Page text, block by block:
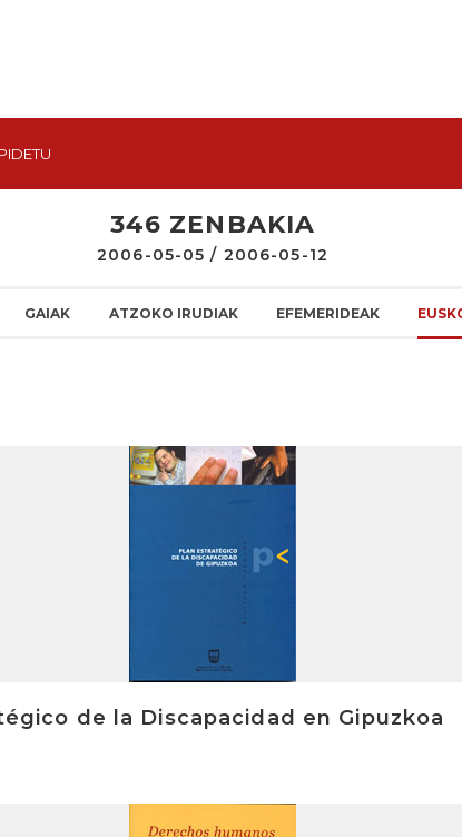
346 ZENBAKIA
2006-05-05 / 2006-05-12
GAIAK ATZOKO IRUDIAK EFEMERIDEAK
de la Discapacidad en Gipuzkoa